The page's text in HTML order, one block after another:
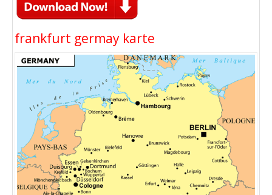
frankfurt germay karte